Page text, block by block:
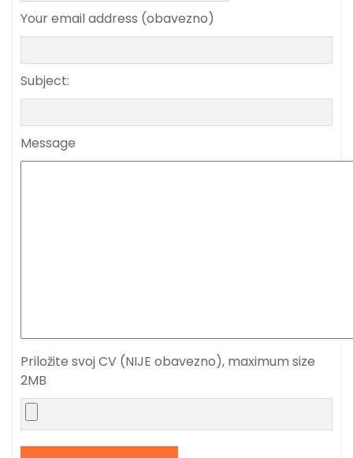
Your email address (obavezno)
Subject:
Message
Priložite svoj CV (NIJE obavezno), maximum size
2MB